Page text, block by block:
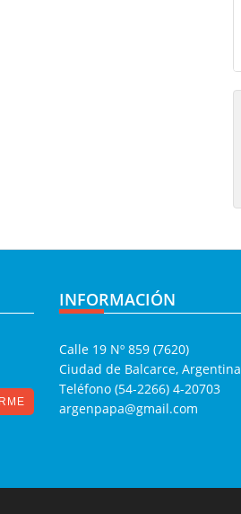
INFORMACIÓN
Calle 19 Nº 859 (7620)
Ciudad de Balcarce, Argentina
Teléfono (54-2266) 4-20703
argenpapa@gmail.com